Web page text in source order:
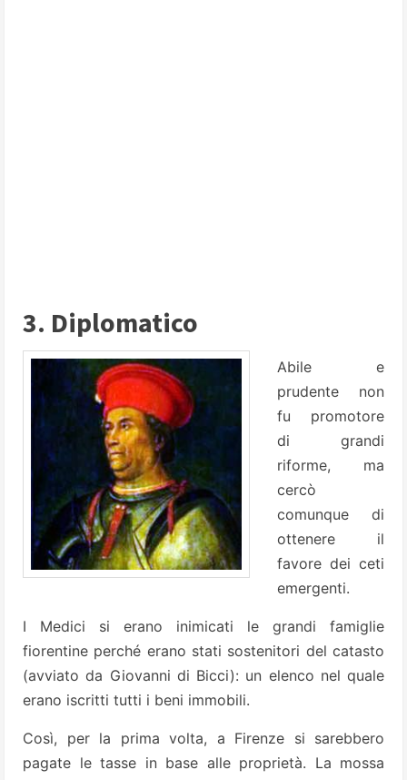
3. Diplomatico
Abile e
prudente non
fu promotore
di grandi
riforme, ma
cercò
comunque di
ottenere il
favore dei ceti
emergenti.
I Medici si erano inimicati le grandi famiglie
fiorentine perché erano stati sostenitori del catasto
(avviato da Giovanni di Bicci): un elenco nel quale
erano iscritti tutti i beni immobili.
Così, per la prima volta, a Firenze si sarebbero
pagate le tasse in base alle proprietà. La mossa